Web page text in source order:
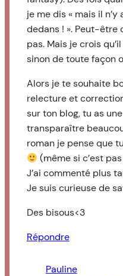
je me dis « mais il
dedans ! ». Peut-être
pas. Mais je crois
sinon de toute façon
Alors je te souhaite
relecture et
sur ton blog, tu as
transparaître
roman je pense que
(même si c’est
J’ai commenté plus
Je suis curieuse de
Des bisous<3
Répondre
Pauline